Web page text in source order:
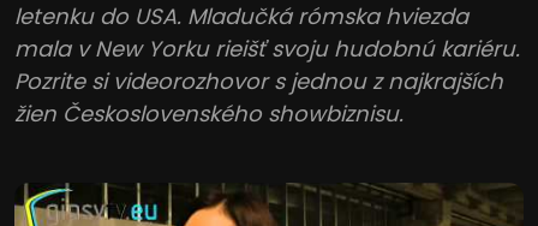
letenku do USA. Mladučká rómska hviezda
mala v New Yorku rieišť svoju hudobnú kariéru.
Pozrite si videorozhovor s jednou z najkrajších
žien Československého showbiznisu.